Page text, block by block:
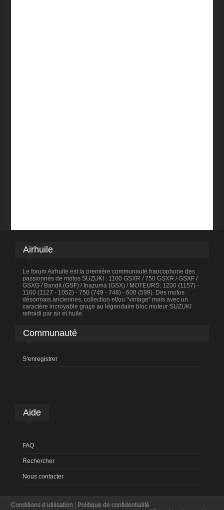
Airhuile
Le forum Airhuile est la première communauté francophone des
passionnés de motos SUZUKI : 1100 GSXR / 750 GSXR / GSXF /
GSXG / Bandit (GSF) / Inazuma (GSX) / MOTEURS: 1200 (1157) -
1100 (1127 - 1052) - 750 (749 - 748) - 600 (599). Des motos
désormais anciennes, collection et/ou "vintage" mais avec un
caractère incroyable graçe au légendaire bloc moteur SUZUKI
refroidi par air et huile.
Communauté
S’enregistrer
Aide
FAQ
Rechercher
Nous contacter
Conditions d’utilisation | Politique de confidentialité